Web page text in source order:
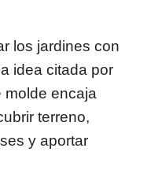
los jardines con
idea citada por
molde encaja
terreno,
y aportar